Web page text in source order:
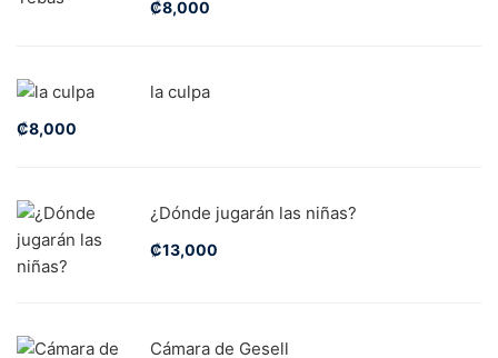
₡8,000
la culpa
₡8,000
¿Dónde jugarán las niñas?
₡13,000
Cámara de Gesell